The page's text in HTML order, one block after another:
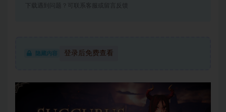
下载遇到问题？可联系客服或留言反馈
隐藏内容 登录后免费查看